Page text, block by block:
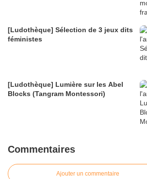
[Ludothèque] Sélection de 3 jeux dits
féministes
[Ludothèque] Lumière sur les Abel
Blocks (Tangram Montessori)
Commentaires
Ajouter un commentaire